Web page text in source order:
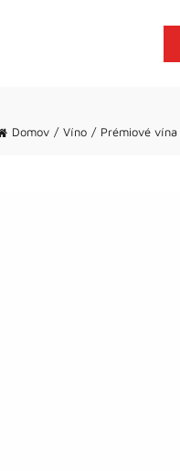
Domov Víno Prémiové vína